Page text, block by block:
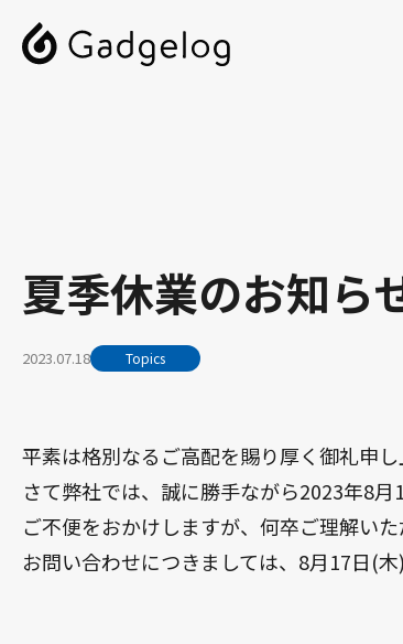
夏季休業のお知ら
2023.07.18 Topics
平素は格別なるご高配を賜り厚く御礼申し
さて弊社では、誠に勝手ながら2023年8
ご不便をおかけしますが、何卒ご理解いた
お問い合わせにつきましては、8月17日(